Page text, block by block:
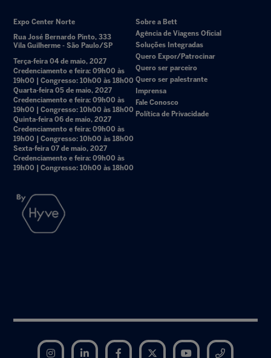
Expo Center Norte
Rua José Bernardo Pinto, 333
Vila Guilherme - São Paulo/SP
Terça-feira 04 de maio, 2027
Credenciamento e feira: 09h00 às
19h00 | Congresso: 10h00 às 18h00
Quarta-feira 05 de maio, 2027
Credenciamento e feira: 09h00 às
19h00 | Congresso: 10h00 às 18h00
Quinta-feira 06 de maio, 2027
Credenciamento e feira: 09h00 às
19h00 | Congresso: 10h00 às 18h00
Sexta-feira 07 de maio, 2027
Credenciamento e feira: 09h00 às
19h00 | Congresso: 10h00 às 18h00
Sobre a Bett
Agência de Viagens Oficial
Soluções Integradas
Quero Expor/Patrocinar
Quero ser parceiro
Quero ser palestrante
Imprensa
Fale Conosco
Política de Privacidade
Instagram LinkedIn Facebook Twitter YouTube